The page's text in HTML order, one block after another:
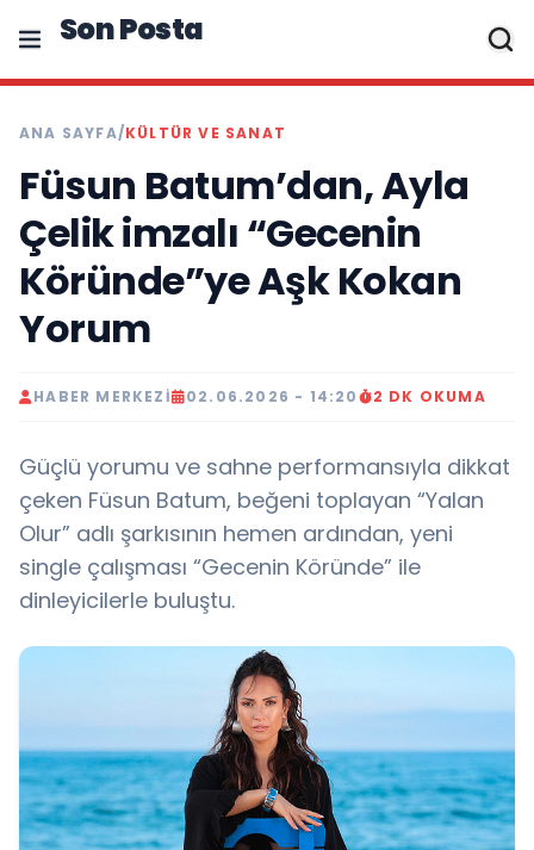
Son Posta
ANA SAYFA/KÜLTÜR VE SANAT
Füsun Batum’dan, Ayla
Çelik imzalı “Gecenin
Köründe”ye Aşk Kokan
Yorum
HABER MERKEZI 02.06.2026 - 14:20 2 DK OKUMA
Güçlü yorumu ve sahne performansıyla dikkat
çeken Füsun Batum, beğeni toplayan “Yalan
Olur” adlı şarkısının hemen ardından, yeni
single çalışması “Gecenin Köründe” ile
dinleyicilerle buluştu.